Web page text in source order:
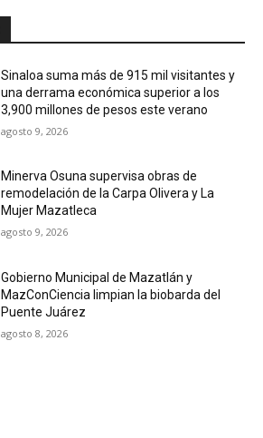
Sinaloa suma más de 915 mil visitantes y
una derrama económica superior a los
3,900 millones de pesos este verano
agosto 9, 2026
Minerva Osuna supervisa obras de
remodelación de la Carpa Olivera y La
Mujer Mazatleca
agosto 9, 2026
Gobierno Municipal de Mazatlán y
MazConCiencia limpian la biobarda del
Puente Juárez
agosto 8, 2026